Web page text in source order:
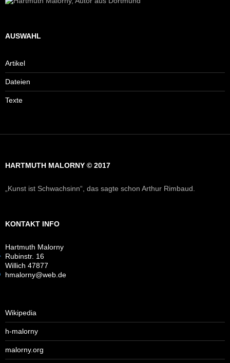
AUSWAHL
Artikel
Dateien
Texte
HARTMUTH MALORNY © 2017
„Kunst ist Schwachsinn“, das sagte schon Arthur Rimbaud.
KONTAKT INFO
Hartmuth Malorny
Rubinstr. 16
Willich 47877
hmalorny@web.de
Wikipedia
h-malorny
malorny.org